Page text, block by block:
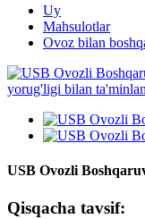
Uy
Mahsulotlar
Ovoz bilan
USB Ovozli
Qisqacha tavsif: